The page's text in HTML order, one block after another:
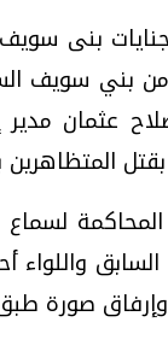
بنى
بني سويف
عثمان مدير
بقتل
السابق
فيديو.. الإعلام
وتحديات هائلة
الخميس، 30 يوليو 2026 01:09 م